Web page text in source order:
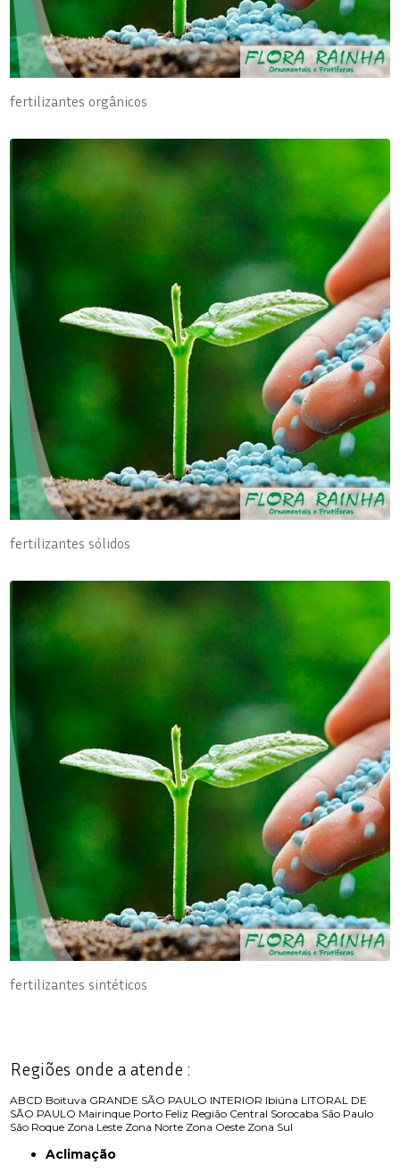
fertilizantes orgânicos
fertilizantes sólidos
fertilizantes sintéticos
Regiões onde a atende :
ABCD Boituva GRANDE SÃO PAULO INTERIOR Ibiúna LITORAL DE
SÃO PAULO Mairinque Porto Feliz Região Central Sorocaba São Paulo
São Roque Zona Leste Zona Norte Zona Oeste Zona Sul
Aclimação